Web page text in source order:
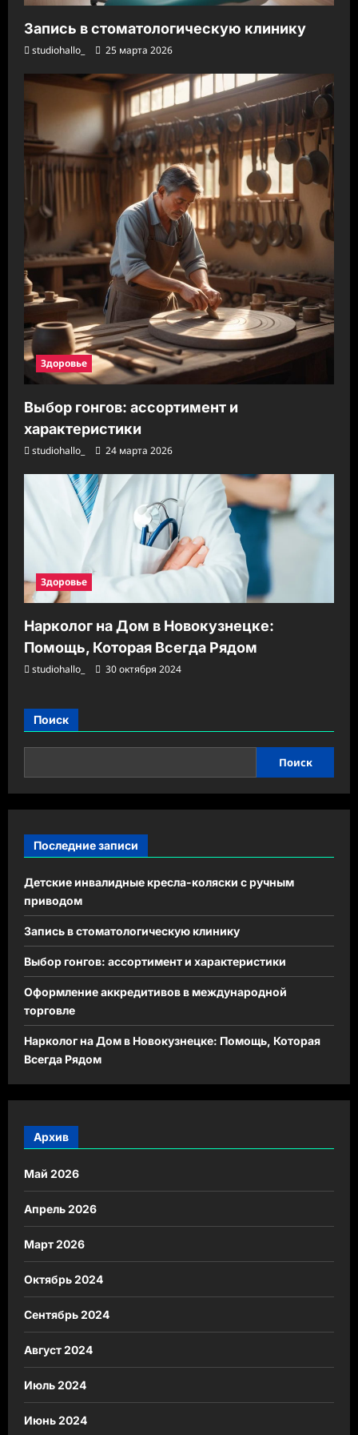
Запись в стоматологическую клинику
studiohallo_ 25 марта 2026
Здоровье
Выбор гонгов: ассортимент и
характеристики
studiohallo_ 24 марта 2026
Здоровье
Нарколог на Дом в Новокузнецке:
Помощь, Которая Всегда Рядом
studiohallo_ 30 октября 2024
Поиск
Поиск
Последние записи
Детские инвалидные кресла-коляски с ручным
приводом
Запись в стоматологическую клинику
Выбор гонгов: ассортимент и характеристики
Оформление аккредитивов в международной
торговле
Нарколог на Дом в Новокузнецке: Помощь, Которая
Всегда Рядом
Архив
Май 2026
Апрель 2026
Март 2026
Октябрь 2024
Сентябрь 2024
Август 2024
Июль 2024
Июнь 2024